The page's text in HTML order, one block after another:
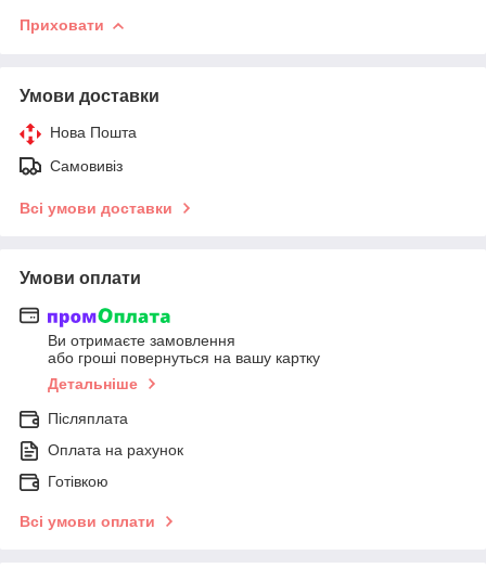
Приховати
Умови доставки
Нова Пошта
Самовивіз
Всі умови доставки
Умови оплати
Ви отримаєте замовлення
або гроші повернуться на вашу картку
Детальніше
Післяплата
Оплата на рахунок
Готівкою
Всі умови оплати